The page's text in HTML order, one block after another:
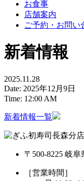
お食事
店舗案内
ご予約・お問い
新着情報
2025.11.28
Date: 2025年12月9日
Time: 12:00 AM
新着情報一覧
〒500-8225 岐
［営業時間］